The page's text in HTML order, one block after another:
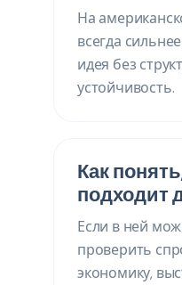
На
всегда
идея без
устойчивость.
Как
подходит
Если в ней
проверить
экономику,